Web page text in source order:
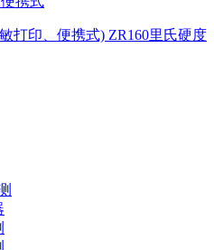
ZR160里氏硬度